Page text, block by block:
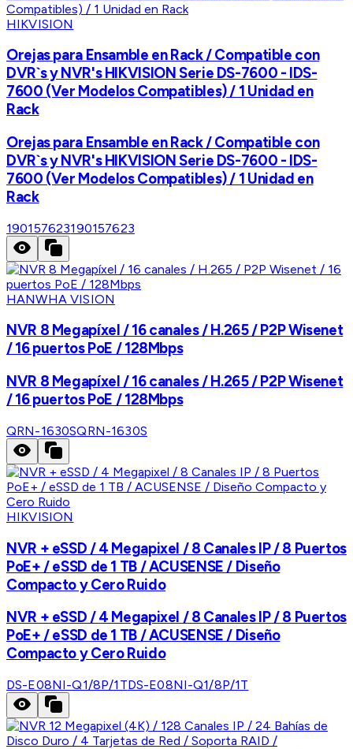
HIKVISION
Orejas para Ensamble en Rack / Compatible con
DVR`s y NVR's HIKVISION Serie DS-7600 - IDS-
7600 (Ver Modelos Compatibles) / 1 Unidad en
Rack
Orejas para Ensamble en Rack / Compatible con
DVR`s y NVR's HIKVISION Serie DS-7600 - IDS-
7600 (Ver Modelos Compatibles) / 1 Unidad en
Rack
190157623190157623
HANWHA VISION
NVR 8 Megapíxel / 16 canales / H.265 / P2P Wisenet
/ 16 puertos PoE / 128Mbps
NVR 8 Megapíxel / 16 canales / H.265 / P2P Wisenet
/ 16 puertos PoE / 128Mbps
QRN-1630SQRN-1630S
HIKVISION
NVR + eSSD / 4 Megapixel / 8 Canales IP / 8 Puertos
PoE+ / eSSD de 1 TB / ACUSENSE / Diseño
Compacto y Cero Ruido
NVR + eSSD / 4 Megapixel / 8 Canales IP / 8 Puertos
PoE+ / eSSD de 1 TB / ACUSENSE / Diseño
Compacto y Cero Ruido
DS-E08NI-Q1/8P/1TDS-E08NI-Q1/8P/1T